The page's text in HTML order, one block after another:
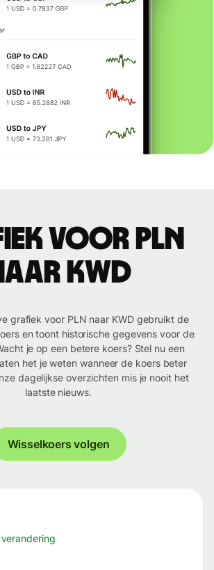
voor PLN
KWD
grafiek voor PLN naar KWD gebruikt de
en toont historische gegevens voor de
je op een betere koers? Stel nu een
het je weten wanneer de koers beter
dagelijkse overzichten mis je nooit het
laatste nieuws.
Wisselkoers volgen